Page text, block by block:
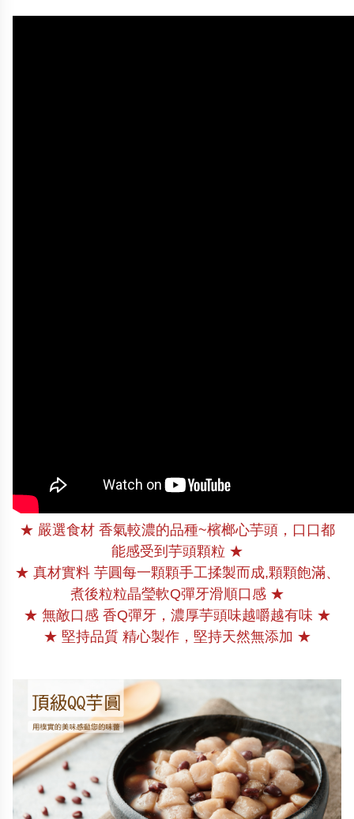
★ 嚴選食材 香氣較濃的品種~檳榔心芋頭，口口都
能感受到芋頭顆粒 ★
★ 真材實料 芋圓每一顆顆手工揉製而成,顆顆飽滿、
煮後粒粒晶瑩軟Q彈牙滑順口感 ★
★ 無敵口感 香Q彈牙，濃厚芋頭味越嚼越有味 ★
★ 堅持品質 精心製作，堅持天然無添加 ★